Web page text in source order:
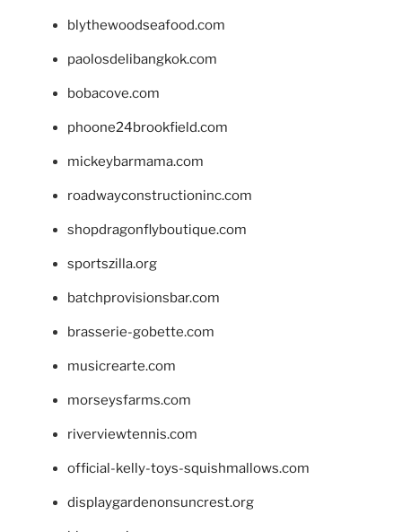
blythewoodseafood.com
paolosdelibangkok.com
bobacove.com
phoone24brookfield.com
mickeybarmama.com
roadwayconstructioninc.com
shopdragonflyboutique.com
sportszilla.org
batchprovisionsbar.com
brasserie-gobette.com
musicrearte.com
morseysfarms.com
riverviewtennis.com
official-kelly-toys-squishmallows.com
displaygardenonsuncrest.org